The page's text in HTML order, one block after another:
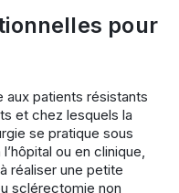
pour
aux patients résistants
et chez lesquels la
se pratique sous
ou en clinique,
réaliser une petite
sclérectomie non